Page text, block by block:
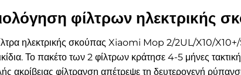
φίλτρων ηλεκτρικής
ηλεκτρικής σκούπας Xiaomi Mop 2/2UL/X10/
Το πακέτο των 2 φίλτρων κράτησε 4-5 μήνες
ακρίβειας φίλτρανση απέτρεψε τη δευτερογενή